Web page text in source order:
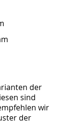
der
sind
wir
der